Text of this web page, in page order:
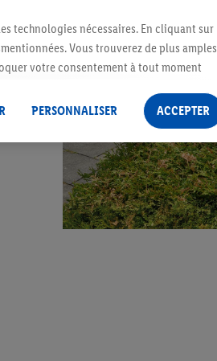
technologies nécessaires. En cliquant sur
Vous trouverez de plus amples
votre consentement à tout moment
PERSONNALISER ACCEPTER